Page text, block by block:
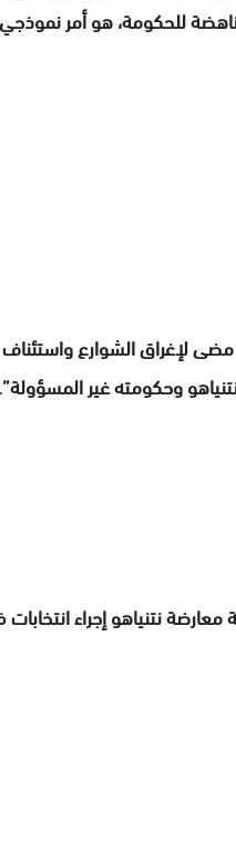
للحكومة، هو أمر
لإغراق الشوارع واستئناف
وحكومته غير المسؤولة”.
معارضة نتنياهو إجراء